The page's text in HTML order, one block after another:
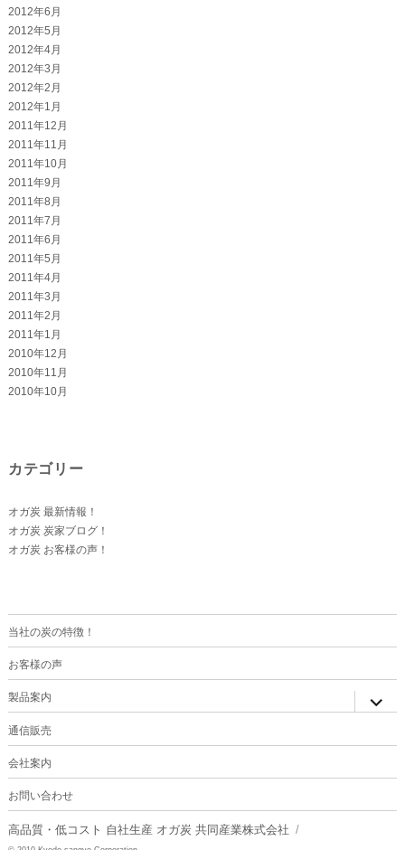
2012年6月
2012年5月
2012年4月
2012年3月
2012年2月
2012年1月
2011年12月
2011年11月
2011年10月
2011年9月
2011年8月
2011年7月
2011年6月
2011年5月
2011年4月
2011年3月
2011年2月
2011年1月
2010年12月
2010年11月
2010年10月
カテゴリー
オガ炭 最新情報！
オガ炭 炭家ブログ！
オガ炭 お客様の声！
当社の炭の特徴！
お客様の声
製品案内 サ
メ
ー
開
通信販売
会社案内
お問い合わせ
高品質・低コスト 自社生産 オガ炭 共同産業株式会社